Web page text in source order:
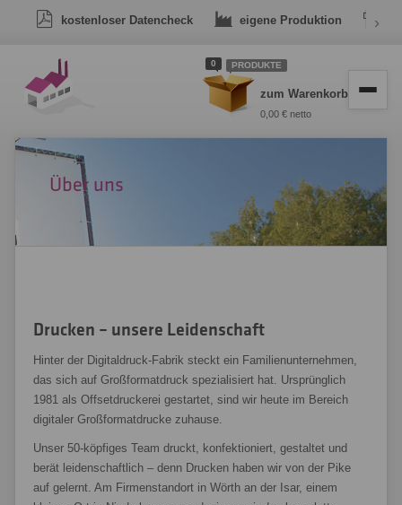
kostenloser Datencheck eigene Produktion ›
0 PRODUKTE
zum Warenkorb
0,00 € netto
Über uns
Drucken – unsere Leidenschaft
Hinter der Digitaldruck-Fabrik steckt ein Familienunternehmen,
das sich auf Großformatdruck spezialisiert hat. Ursprünglich
1981 als Offsetdruckerei gestartet, sind wir heute im Bereich
digitaler Großformatdrucke zuhause.
Unser 50-köpfiges Team druckt, konfektioniert, gestaltet und
berät leidenschaftlich – denn Drucken haben wir von der Pike
auf gelernt. Am Firmenstandort in Wörth an der Isar, einem